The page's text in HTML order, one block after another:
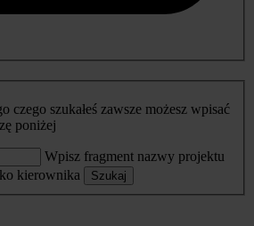
czego szukałeś zawsze możesz wpisać
poniżej
Wpisz fragment nazwy projektu
kierownika
Szukaj